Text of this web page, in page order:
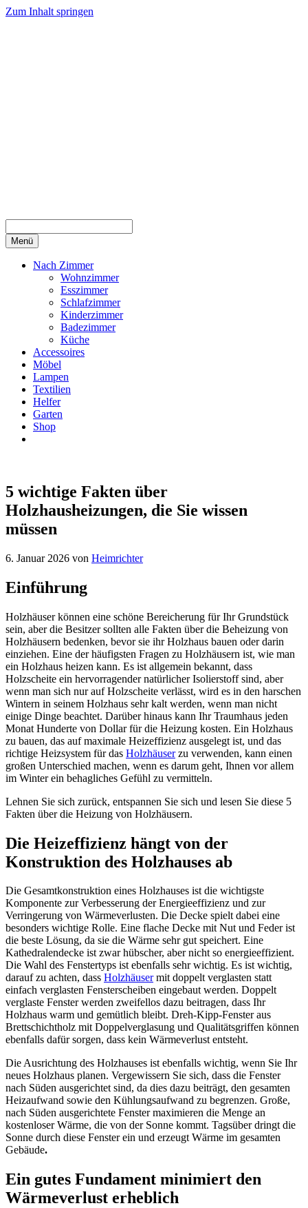
Zum Inhalt springen
Menü
Nach Zimmer
Wohnzimmer
Esszimmer
Schlafzimmer
Kinderzimmer
Badezimmer
Küche
Accessoires
Möbel
Lampen
Textilien
Helfer
Garten
Shop
5 wichtige Fakten über
Holzhausheizungen, die Sie wissen
müssen
6. Januar 2026 von Heimrichter
Einführung
Holzhäuser können eine schöne Bereicherung für Ihr Grundstück
sein, aber die Besitzer sollten alle Fakten über die Beheizung von
Holzhäusern bedenken, bevor sie ihr Holzhaus bauen oder darin
einziehen. Eine der häufigsten Fragen zu Holzhäusern ist, wie man
ein Holzhaus heizen kann. Es ist allgemein bekannt, dass
Holzscheite ein hervorragender natürlicher Isolierstoff sind, aber
wenn man sich nur auf Holzscheite verlässt, wird es in den harschen
Wintern in seinem Holzhaus sehr kalt werden, wenn man nicht
einige Dinge beachtet. Darüber hinaus kann Ihr Traumhaus jeden
Monat Hunderte von Dollar für die Heizung kosten. Ein Holzhaus
zu bauen, das auf maximale Heizeffizienz ausgelegt ist, und das
richtige Heizsystem für das Holzhäuserzu verwenden, kann einen
großen Unterschied machen, wenn es darum geht, Ihnen vor allem
im Winter ein behagliches Gefühl zu vermitteln.
Lehnen Sie sich zurück, entspannen Sie sich und lesen Sie diese 5
Fakten über die Heizung von Holzhäusern.
Die Heizeffizienz hängt von der
Konstruktion des Holzhauses ab
Die Gesamtkonstruktion eines Holzhauses ist die wichtigste
Komponente zur Verbesserung der Energieeffizienz und zur
Verringerung von Wärmeverlusten. Die Decke spielt dabei eine
besonders wichtige Rolle. Eine flache Decke mit Nut und Feder ist
die beste Lösung, da sie die Wärme sehr gut speichert. Eine
Kathedralendecke ist zwar hübscher, aber nicht so energieeffizient.
Die Wahl des Fenstertyps ist ebenfalls sehr wichtig. Es ist wichtig,
darauf zu achten, dass Holzhäusermit doppelt verglasten statt
einfach verglasten Fensterscheiben eingebaut werden. Doppelt
verglaste Fenster werden zweifellos dazu beitragen, dass Ihr
Holzhaus warm und gemütlich bleibt. Dreh-Kipp-Fenster aus
Brettschichtholz mit Doppelverglasung und Qualitätsgriffen können
ebenfalls dafür sorgen, dass kein Wärmeverlust entsteht.
Die Ausrichtung des Holzhauses ist ebenfalls wichtig, wenn Sie Ihr
neues Holzhaus planen. Vergewissern Sie sich, dass die Fenster
nach Süden ausgerichtet sind, da dies dazu beiträgt, den gesamten
Heizaufwand sowie den Kühlungsaufwand zu begrenzen. Große,
nach Süden ausgerichtete Fenster maximieren die Menge an
kostenloser Wärme, die von der Sonne kommt. Tagsüber dringt die
Sonne durch diese Fenster ein und erzeugt Wärme im gesamten
Gebäude.
Ein gutes Fundament minimiert den
Wärmeverlust erheblich